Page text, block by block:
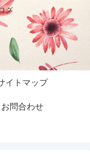
グ
イトマップ
お問合わせ